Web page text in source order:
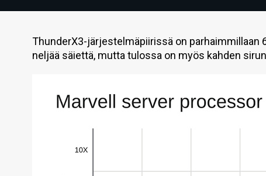
ThunderX3-järjestelmäpiirissä on parhaimmillaan
neljää säiettä, mutta tulossa on myös kahden